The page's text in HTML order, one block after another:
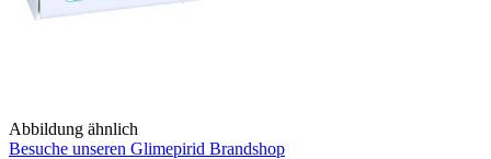
Abbildung ähnlich
Besuche unseren Glimepirid Brandshop